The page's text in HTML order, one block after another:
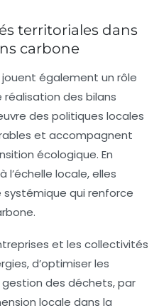
territoriales dans
carbone
jouent également un rôle
des bilans
des politiques locales
et accompagnent
écologique. En
locale, elles
qui renforce
et les collectivités
d’optimiser les
gestion des déchets, par
locale dans la